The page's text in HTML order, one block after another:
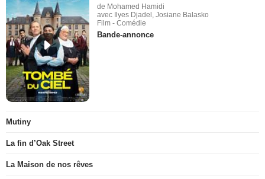
de Mohamed Hamidi
avec Ilyes Djadel, Josiane Balasko
Film - Comédie
Bande-annonce
Mutiny
La fin d’Oak Street
La Maison de nos rêves